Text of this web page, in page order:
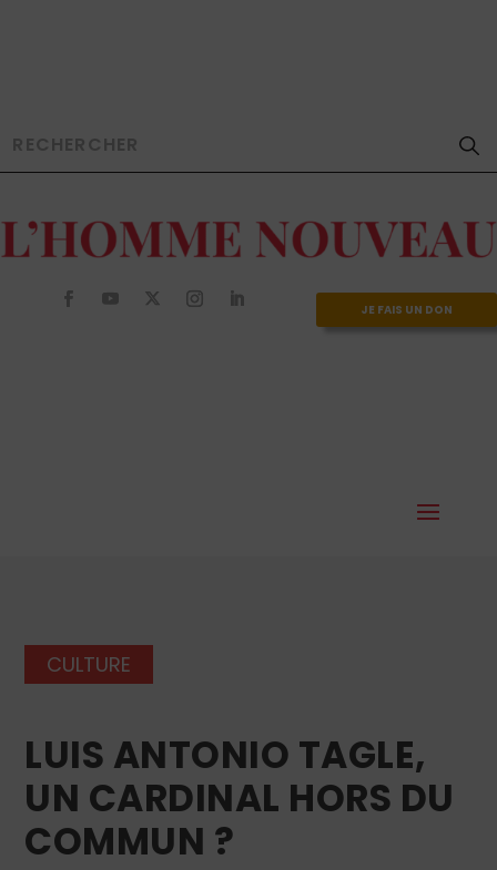
JE FAIS UN DON
CULTURE
LUIS ANTONIO TAGLE,
UN CARDINAL HORS DU
COMMUN ?